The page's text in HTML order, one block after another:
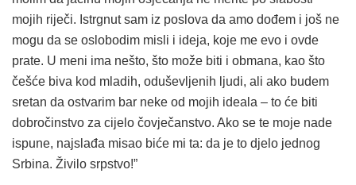
mojih riječi. Istrgnut sam iz poslova da amo dođem i još ne
mogu da se oslobodim misli i ideja, koje me evo i ovde
prate. U meni ima nešto, što može biti i obmana, kao što
češće biva kod mladih, oduševljenih ljudi, ali ako budem
sretan da ostvarim bar neke od mojih ideala – to će biti
dobročinstvo za cijelo čovječanstvo. Ako se te moje nade
ispune, najslađa misao biće mi ta: da je to djelo jednog
Srbina. Živilo srpstvo!”